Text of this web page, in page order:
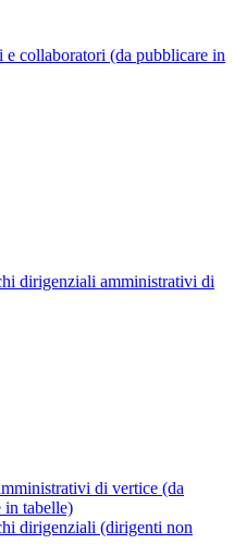
e collaboratori (da pubblicare in
dirigenziali amministrativi di
di vertice (da
in tabelle)
dirigenziali (dirigenti non